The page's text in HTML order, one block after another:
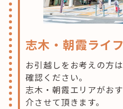
志木・朝霞ライ
お引越しをお考えの方
確認ください。
志木・朝霞エリアがお
介させて頂きます。